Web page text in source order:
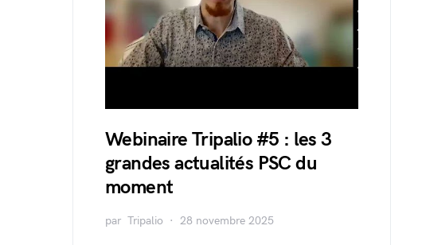
Webinaire Tripalio #5 : les 3
grandes actualités PSC du
moment
par Tripalio 28 novembre 2025